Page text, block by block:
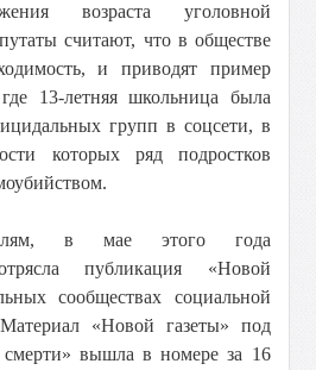
возраста уголовной
считают, что в обществе
и приводят пример
13-летняя школьница была
групп в соцсети, в
которых ряд подростков
в мае этого года
публикация «Новой
сообществах социальной
«Новой газеты» под
вышла в номере за 16